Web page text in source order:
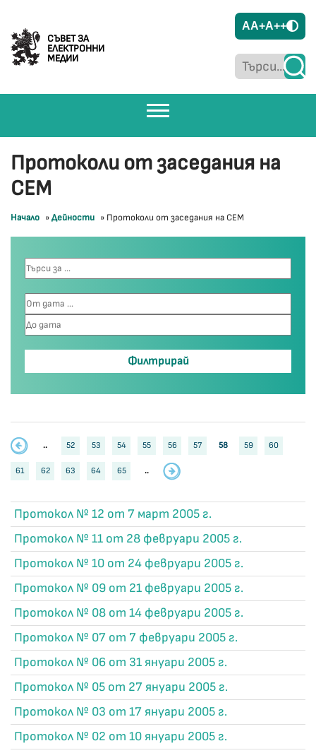
СЪВЕТ ЗА
ЕЛЕКТРОННИ
МЕДИИ
AA+A++
Протоколи от заседания на
СЕМ
Начало »Дейности » Протоколи от заседания на СЕМ
.. 52 53 54 55 56 57 58 59 60
61 62 63 64 65 ..
Протокол № 12 от 7 март 2005 г.
Протокол № 11 от 28 февруари 2005 г.
Протокол № 10 от 24 февруари 2005 г.
Протокол № 09 от 21 февруари 2005 г.
Протокол № 08 от 14 февруари 2005 г.
Протокол № 07 от 7 февруари 2005 г.
Протокол № 06 от 31 януари 2005 г.
Протокол № 05 от 27 януари 2005 г.
Протокол № 03 от 17 януари 2005 г.
Протокол № 02 от 10 януари 2005 г.